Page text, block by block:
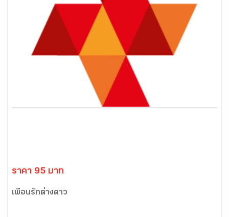
ราคา 95 บาท
เพื่อนรักต่างดาว